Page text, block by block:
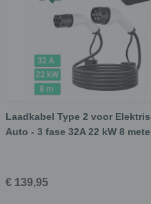
Laadkabel Type 2 voor
Auto - 3 fase 32A 22 kW 8
€ 139,95